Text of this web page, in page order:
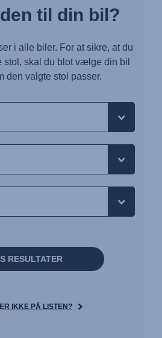
til din bil?
i alle biler. For at sikre, at du
skal du blot vælge din bil
den valgte stol passer.
RESULTATER
IKKE PÅ LISTEN?